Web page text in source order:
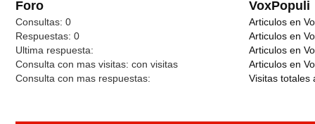
Foro VoxPopuli
Consultas: 0
Respuestas: 0
Ultima respuesta:
Consulta con mas visitas: con visitas
Consulta con mas respuestas:
Articulos en
Articulos en
Articulos en
Articulos en
Visitas totales